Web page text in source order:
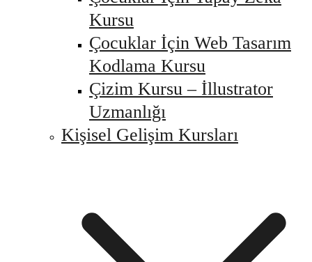
Kursu
Çocuklar İçin Web Tasarım
Kodlama Kursu
Çizim Kursu – İllustrator
Uzmanlığı
Kişisel Gelişim Kursları